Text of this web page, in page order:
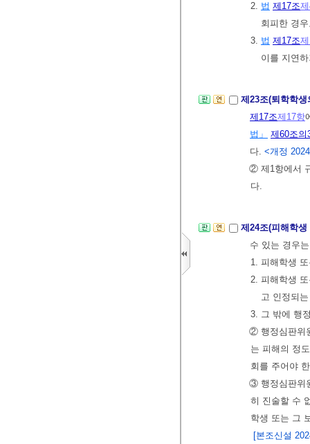
2. 법 제17조
회피한 경
3. 법 제17조
이를 지연
제23조(퇴학학
제17조제17항
법」
제60조의
다. <개정
② 제1항에서
다.
제24조(피해학
수 있는 경우
1. 피해학생
2. 피해학생
고 인정되
3. 그 밖에 행
② 행정심판위
는 피해의 정
회를 주어야
③ 행정심판위
히 진술할 수
학생 또는 그
[본조신설